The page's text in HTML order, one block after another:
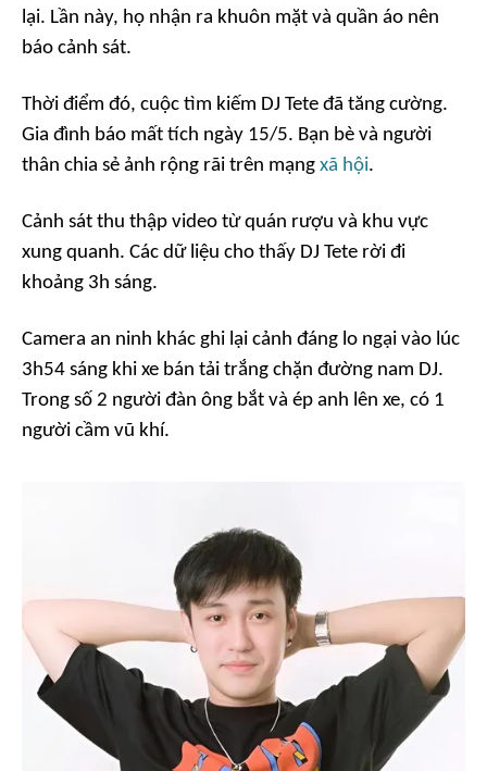
lại. Lần này, họ nhận ra khuôn mặt và quần áo nên
báo cảnh sát.
Thời điểm đó, cuộc tìm kiếm DJ Tete đã tăng cường.
Gia đình báo mất tích ngày 15/5. Bạn bè và người
thân chia sẻ ảnh rộng rãi trên mạng xã hội.
Cảnh sát thu thập video từ quán rượu và khu vực
xung quanh. Các dữ liệu cho thấy DJ Tete rời đi
khoảng 3h sáng.
Camera an ninh khác ghi lại cảnh đáng lo ngại vào lúc
3h54 sáng khi xe bán tải trắng chặn đường nam DJ.
Trong số 2 người đàn ông bắt và ép anh lên xe, có 1
người cầm vũ khí.